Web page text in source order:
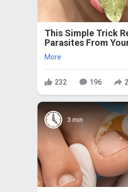
This Simple Trick
Parasites From
More
232 196
3 min